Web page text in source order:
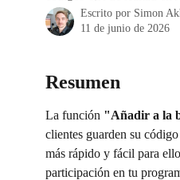
Escrito por Simon
11 de junio de 2026
Resumen
La función "Añadir a la
clientes guarden su
más rápido y fácil para
participación en tu